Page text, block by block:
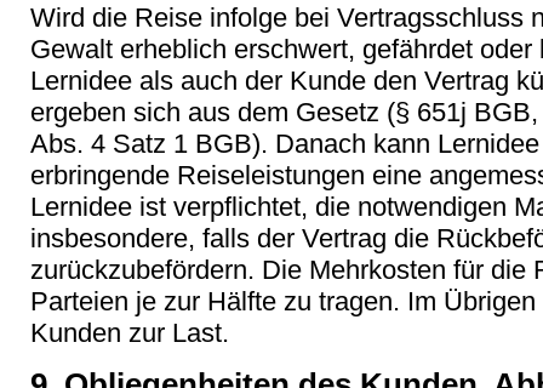
Wird die Reise infolge bei Vertragsschluss
Gewalt erheblich erschwert, gefährdet
Lernidee als auch der Kunde den Vertrag
ergeben sich aus dem Gesetz (§ 651j
Abs. 4 Satz 1 BGB). Danach kann
erbringende Reiseleistungen eine
Lernidee ist verpflichtet, die notwendigen
insbesondere, falls der Vertrag die
zurückzubefördern. Die Mehrkosten für die
Parteien je zur Hälfte zu tragen. Im
Kunden zur Last.